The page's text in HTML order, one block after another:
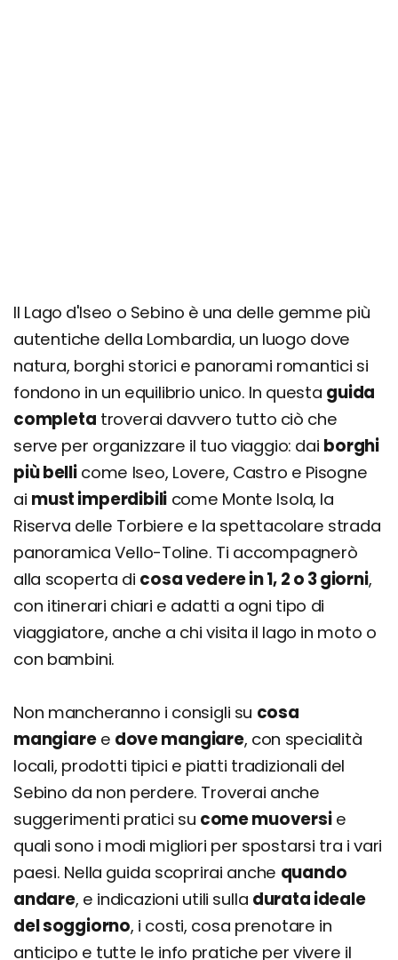
Antica Via Valeriana
Monastero di San Pietro in Lamosa (Provaglio
d'Iseo)
Chiesa di Santa Maria della Neve di Pisogne
Spiaggia di Marone
Lido d'Iseo
Escursioni nei dintorni
Strada del Vino Franciacorta
Anello di San Defendente
Monte Guglielmo
Punta Almana
Monte Bronzone
Cosa fare nel Lago d'Iseo: attività, escursioni e
tour
Itinerario Essenza del Sebino Orientale
Itinerario Weekend tra Natura e Borghi
Itinerario Sebino con bambini
Itinerario Lago d'Iseo per Famiglie
Itinerario Sebino Completo
Itinerario Avventura nel Sebino
Itinerario Borghi e Cutura del Sebino
Il Lago d'Iseo o Sebino è una delle gemme più
autentiche della Lombardia, un luogo dove
natura, borghi storici e panorami romantici si
fondono in un equilibrio unico. In questa guida
completa troverai davvero tutto ciò che
serve per organizzare il tuo viaggio: dai borghi
più bellicome Iseo, Lovere, Castro e Pisogne
ai must imperdibili come Monte Isola, la
Riserva delle Torbiere e la spettacolare strada
panoramica Vello-Toline. Ti accompagnerò
alla scoperta di cosa vedere in 1, 2 o 3 giorni,
con itinerari chiari e adatti a ogni tipo di
viaggiatore, anche a chi visita il lago in moto o
con bambini.
Non mancheranno i consigli su cosa
mangiaree dove mangiare, con specialità
locali, prodotti tipici e piatti tradizionali del
Sebino da non perdere. Troverai anche
suggerimenti pratici su come muoversie
quali sono i modi migliori per spostarsi tra i vari
paesi. Nella guida scoprirai anche quando
andare, e indicazioni utili sulla durata ideale
del soggiorno, i costi, cosa prenotare in
anticipo e tutte le info pratiche per vivere il